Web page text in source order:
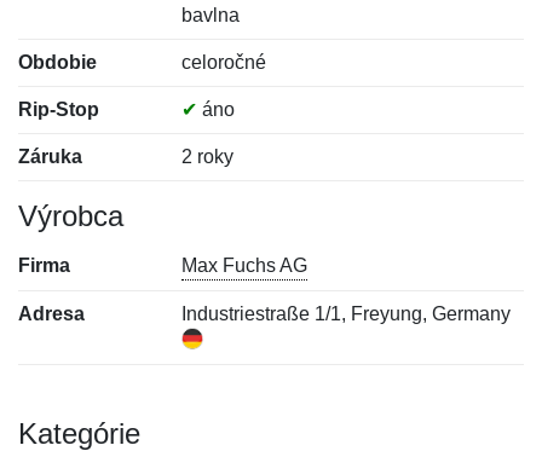
bavlna
Obdobie celoročné
Rip-Stop ✔ áno
Záruka 2 roky
Výrobca
Firma Max Fuchs AG
Adresa Industriestraße 1/1, Freyung, Germany
Kategórie